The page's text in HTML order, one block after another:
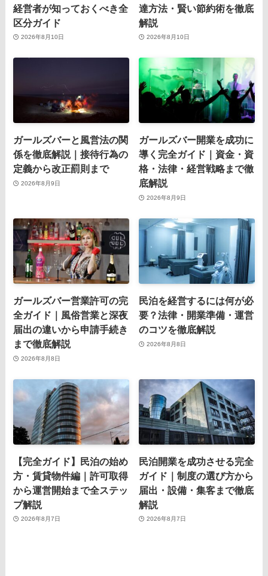
経営者が知っておくべき全
区分ガイド
2026年8月10日
達方法・賢い節約術を徹底
解説
2026年8月10日
ガールズバーと風営法の関
係を徹底解説｜接待行為の
定義から改正罰則まで
2026年8月9日
ガールズバー開業を成功に
導く完全ガイド｜資金・資
格・法律・経営戦略まで徹
底解説
2026年8月9日
ガールズバー営業許可の完
全ガイド｜風俗営業と深夜
届出の違いから申請手続き
まで徹底解説
2026年8月8日
民泊を経営するには何が必
要？法律・開業準備・運営
のコツを徹底解説
2026年8月8日
【完全ガイド】民泊の始め
方・賃貸物件編｜許可取得
から運営開始まで全ステッ
プ解説
2026年8月7日
民泊開業を成功させる完全
ガイド｜制度の選び方から
届出・設備・集客まで徹底
解説
2026年8月7日